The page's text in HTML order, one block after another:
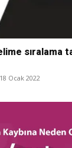
sıralama
18 Ocak 2022